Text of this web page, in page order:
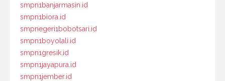
smpn1banjarmasin.id
smpn1biora.id
smpnegeri1bobotsari.id
smpn1boyolali.id
smpn1gresik.id
smpn1jayapura.id
smpn1jember.id